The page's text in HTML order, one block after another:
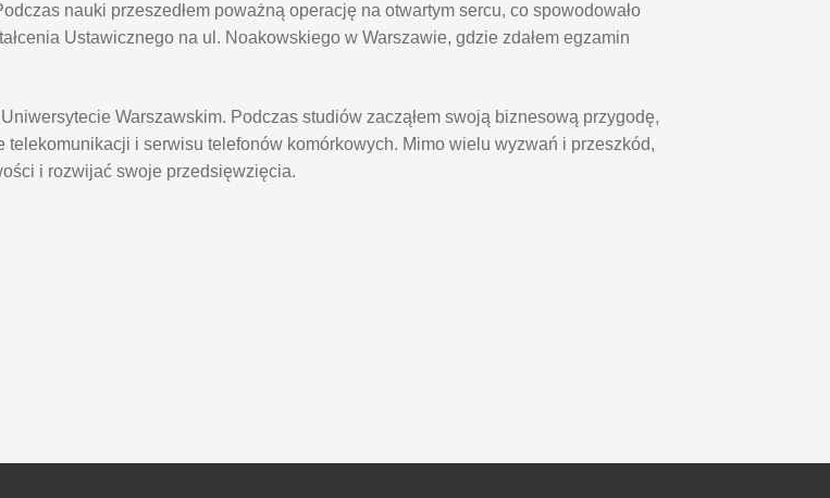
nauki przeszedłem poważną operację na otwartym sercu, co spowodowało
Ustawicznego na ul. Noakowskiego w Warszawie, gdzie zdałem egzamin
Warszawskim. Podczas studiów zacząłem swoją biznesową przygodę,
i serwisu telefonów komórkowych. Mimo wielu wyzwań i przeszkód,
i rozwijać swoje przedsięwzięcia.